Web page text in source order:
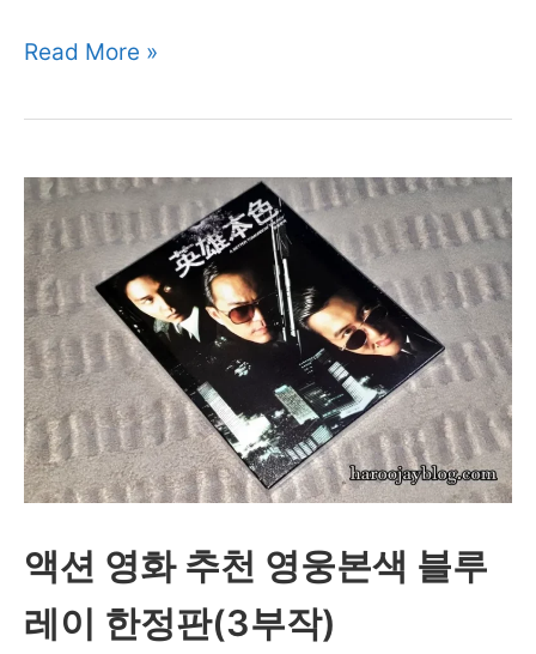
악
보
았
다
블
루
레
이
렌
티,
풀
립
Read More »
액션 영화 추천 영웅본색 블루
레이 한정판(3부작)